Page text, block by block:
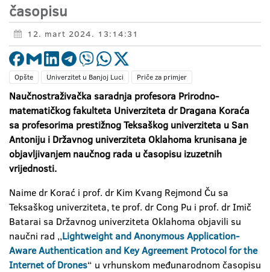
časopisu
12. mart 2024. 13:14:31
Opšte Univerzitet u Banjoj Luci Priče za primjer
Naučnostraživačka saradnja profesora Prirodno-
matematičkog fakulteta Univerziteta dr Dragana Koraća
sa profesorima prestižnog Teksaškog univerziteta u San
Antoniju i Državnog univerziteta Oklahoma krunisana je
objavljivanjem naučnog rada u časopisu izuzetnih
vrijednosti.
Naime dr Korać i prof. dr Kim Kvang Rejmond Ču sa
Teksaškog univerziteta, te prof. dr Cong Pu i prof. dr Imič
Batarai sa Državnog univerziteta Oklahoma objavili su
naučni rad ,,Lightweight and Anonymous Application-
Aware Authentication and Key Agreement Protocol for the
Internet of Drones“ u vrhunskom međunarodnom časopisu